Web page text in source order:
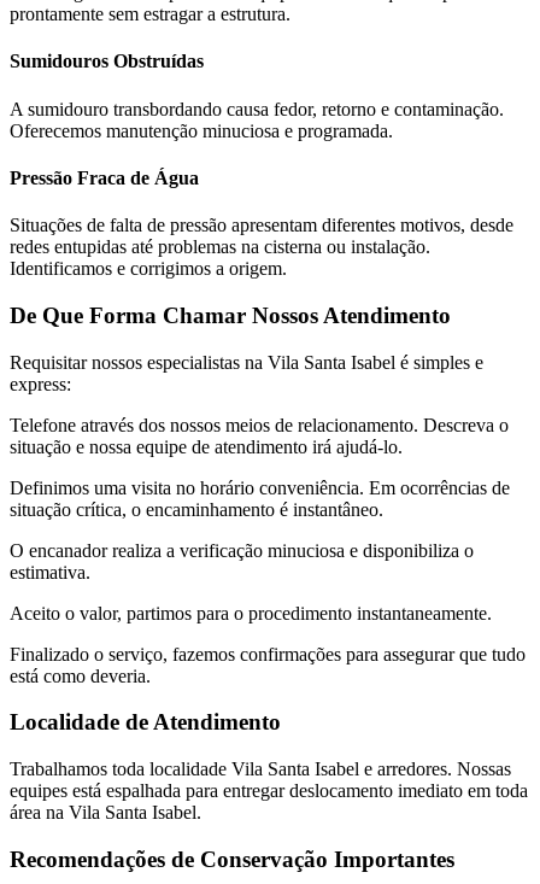
prontamente sem estragar a estrutura.
Sumidouros Obstruídas
A sumidouro transbordando causa fedor, retorno e contaminação.
Oferecemos manutenção minuciosa e programada.
Pressão Fraca de Água
Situações de falta de pressão apresentam diferentes motivos, desde
redes entupidas até problemas na cisterna ou instalação.
Identificamos e corrigimos a origem.
De Que Forma Chamar Nossos Atendimento
Requisitar nossos especialistas na Vila Santa Isabel é simples e
express:
Telefone através dos nossos meios de relacionamento. Descreva o
situação e nossa equipe de atendimento irá ajudá-lo.
Definimos uma visita no horário conveniência. Em ocorrências de
situação crítica, o encaminhamento é instantâneo.
O encanador realiza a verificação minuciosa e disponibiliza o
estimativa.
Aceito o valor, partimos para o procedimento instantaneamente.
Finalizado o serviço, fazemos confirmações para assegurar que tudo
está como deveria.
Localidade de Atendimento
Trabalhamos toda localidade Vila Santa Isabel e arredores. Nossas
equipes está espalhada para entregar deslocamento imediato em toda
área na Vila Santa Isabel.
Recomendações de Conservação Importantes